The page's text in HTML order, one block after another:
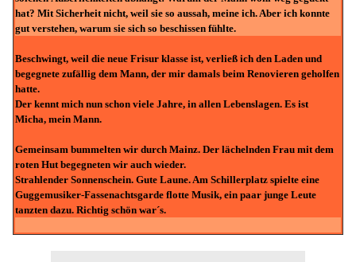
hat? Mit Sicherheit nicht, weil sie so aussah, meine ich. Aber ich konnte
gut verstehen, warum sie sich so beschissen fühlte.
Beschwingt, weil die neue Frisur klasse ist, verließ ich den Laden und
begegnete zufällig dem Mann, der mir damals beim Renovieren geholfen
hatte.
Der kennt mich nun schon viele Jahre, in allen Lebenslagen. Es ist
Micha, mein Mann.
Gemeinsam bummelten wir durch Mainz. Der lächelnden Frau mit dem
roten Hut begegneten wir auch wieder.
Strahlender Sonnenschein. Gute Laune. Am Schillerplatz spielte eine
Guggemusiker-Fassenachtsgarde flotte Musik, ein paar junge Leute
tanzten dazu. Richtig schön war´s.